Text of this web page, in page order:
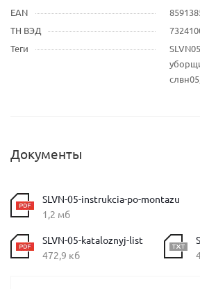
EAN
ТН ВЭД
Теги
Документы
SLVN-05-instrukcia-po-montazu
1,2 мб
SLVN-05-kataloznyj-list
472,9 кб